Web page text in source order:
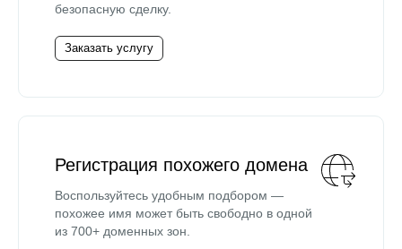
безопасную сделку.
Заказать услугу
Регистрация похожего домена
Воспользуйтесь удобным подбором —
похожее имя может быть свободно в одной
из 700+ доменных зон.